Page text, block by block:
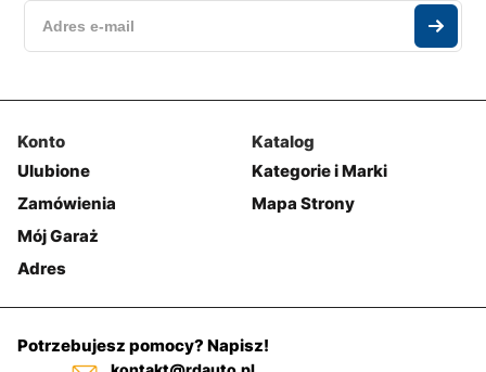
Konto
Ulubione
Zamówienia
Mój Garaż
Adres
Katalog
Kategorie i Marki
Mapa Strony
Potrzebujesz pomocy? Napisz!